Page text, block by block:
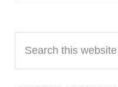
Primary
Sidebar
this
website